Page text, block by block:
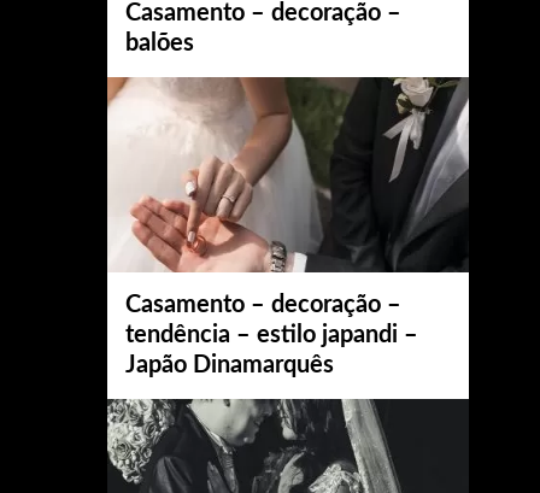
Casamento – decoração –
balões
Casamento – decoração –
tendência – estilo japandi –
Japão Dinamarquês